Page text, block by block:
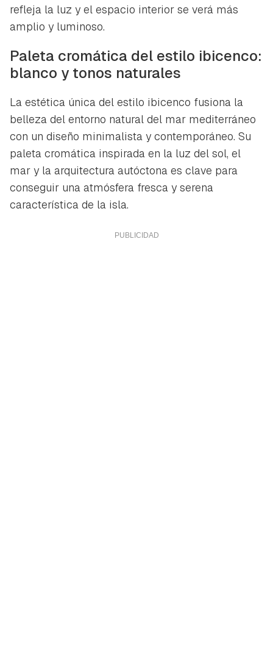
refleja la luz y el espacio interior se verá más
amplio y luminoso.
Paleta cromática del estilo ibicenco:
blanco y tonos naturales
La estética única del estilo ibicenco fusiona la
belleza del entorno natural del mar mediterráneo
con un diseño minimalista y contemporáneo. Su
paleta cromática inspirada en la luz del sol, el
mar y la arquitectura autóctona es clave para
conseguir una atmósfera fresca y serena
característica de la isla.